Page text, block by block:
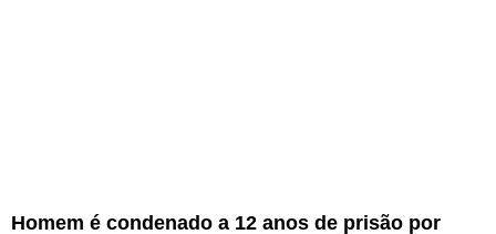
Homem é condenado a 12 anos de prisão por